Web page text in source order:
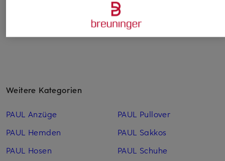
Weitere Kategorien
PAUL Anzüge
PAUL Hemden
PAUL Hosen
PAUL Pullover
PAUL Sakkos
PAUL Schuhe